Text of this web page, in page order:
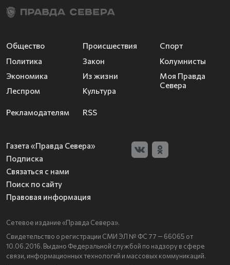
Общество
Политика
Экономика
Леспром
Происшествия
Закон
Из жизни
Культура
Спорт
Колумнисты
Моя Правда
Севера
Рекламодателям RSS
Газета «Правда Севера»
Подписка
Связаться с нами
Поиск по сайту
Правовая информация
Сетевое издание «Правда Севера».
Свидетельство о регистрации СМИ ЭЛ № ФС 77 — 66065 от
10.06.2016. Выдано Федеральной службой по надзору в сфере
связи, информационных технологий и массовых коммуникаций.